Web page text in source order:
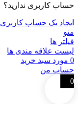
حساب کاربری ندارید؟
ایجاد یک حساب کاربری
منو
فیلتر ها
لیست علاقه مندی ها
0 مورد سبد خرید
حساب من
0